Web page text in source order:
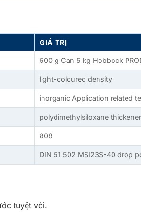
GIÁ TRỊ
500 g Can 5 kg Hobbock
light-coloured density
inorganic Application related
polydimethylsiloxane
808
DIN 51 502 MSI23S-40 drop
tuyệt vời.